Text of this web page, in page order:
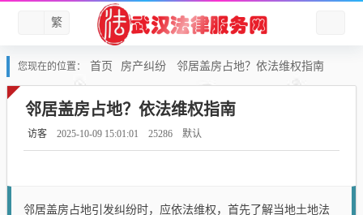
繁
您现在的位置： 首页 房产纠纷 邻居盖房占地？依法维权指南
邻居盖房占地？依法维权指南
访客 2025-10-09 15:01:01 25286 默认
邻居盖房占地引发纠纷时，应依法维权，首先了解当地土地法